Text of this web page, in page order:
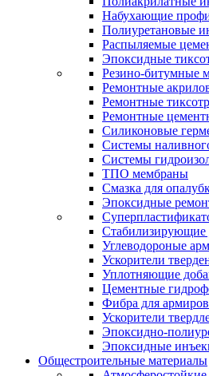
Набухающие
Полиуретановые
Распыляемые
Эпоксидные
Резино-битумные
Ремонтные
Ремонтные
Ремонтные
Силиконовые
Системы
Системы
ТПО мембраны
Смазка для
Эпоксидные
Стабилизирующие
Углеводороные
Ускорители
Уплотняющие
Цементные
Фибра для
Ускорители
Эпоксидно-
Эпоксидные
Общестроительные материалы